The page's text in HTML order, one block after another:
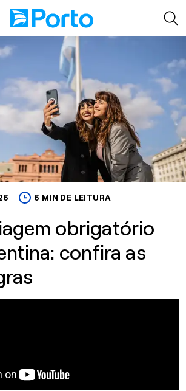
obrigatório
confira as
6 MIN DE LEITURA